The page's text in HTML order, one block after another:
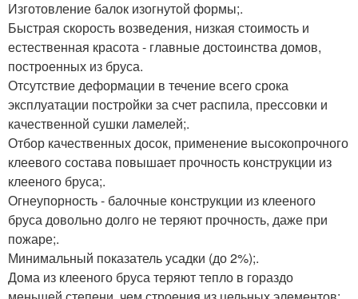
Изготовление балок изогнутой формы;.
Быстрая скорость возведения, низкая стоимость и
естественная красота - главные достоинства домов,
построенных из бруса.
Отсутствие деформации в течение всего срока
эксплуатации постройки за счет распила, прессовки и
качественной сушки ламелей;.
Отбор качественных досок, применение высокопрочного
клеевого состава повышает прочность конструкции из
клееного бруса;.
Огнеупорность - балочные конструкции из клееного
бруса довольно долго не теряют прочность, даже при
пожаре;.
Минимальный показатель усадки (до 2%);.
Дома из клееного бруса теряют тепло в гораздо